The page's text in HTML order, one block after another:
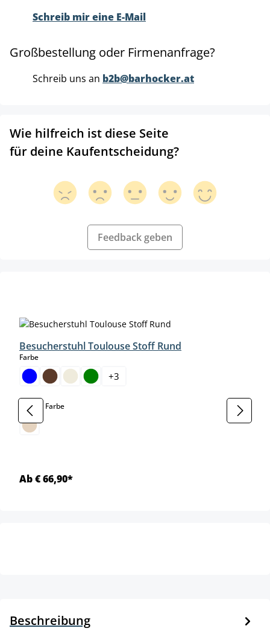
Schreib mir eine E-Mail
Großbestellung oder Firmenanfrage?
Schreib uns an b2b@barhocker.at
Wie hilfreich ist diese Seite
für deine Kaufentscheidung?
Feedback geben
Besucherstuhl Toulouse Stoff Rund
Farbeauswählen
+3
Gestell Farbeauswählen
Ab € 66,90*
Beschreibung